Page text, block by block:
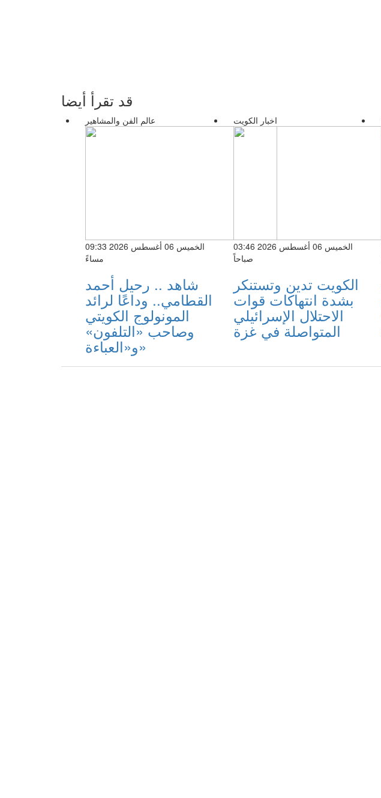
قد تقرأ أيضا
عالم الفن والمشاهير
الخميس 06 أغسطس 2026 09:33
مساءً
شاهد .. رحيل أحمد
القطامي.. وداعًا لرائد
المونولوج الكويتي
وصاحب «التلفون»
و«العباءة»
اخبار الكويت
الخميس 06 أغسطس 2026 03:46
صباحاً
الكويت تدين وتستنكر
بشدة انتهاكات قوات
الاحتلال الإسرائيلي
المتواصلة في غزة